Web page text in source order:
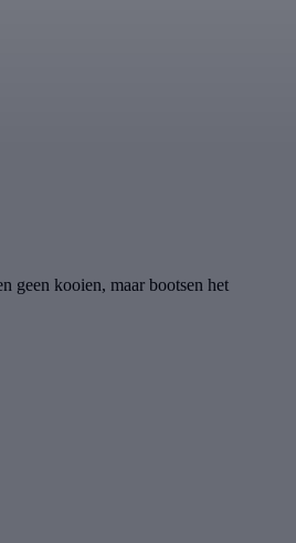
geen kooien, maar bootsen het